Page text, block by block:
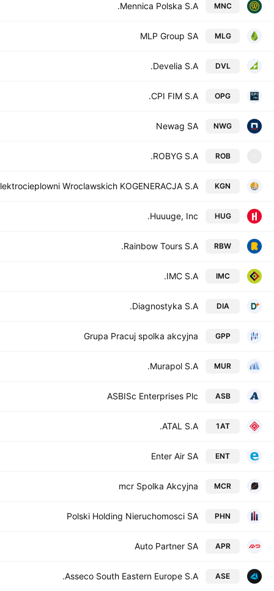
MNC
Mennica Polska S.A.
MLG
MLP Group SA
DVL
Develia S.A.
OPG
CPI FIM S.A.
NWG
Newag SA
ROB
ROBYG S.A.
KGN
Wroclawskich KOGENERACJA S.A.
HUG
Huuuge, Inc.
RBW
Rainbow Tours S.A.
IMC
IMC S.A.
DIA
Diagnostyka S.A.
GPP
Grupa Pracuj spolka akcyjna
MUR
Murapol S.A.
ASB
ASBISc Enterprises Plc
1AT
ATAL S.A.
ENT
Enter Air SA
MCR
mcr Spolka Akcyjna
PHN
Polski Holding Nieruchomosci SA
APR
Auto Partner SA
ASE
Asseco South Eastern Europe S.A.